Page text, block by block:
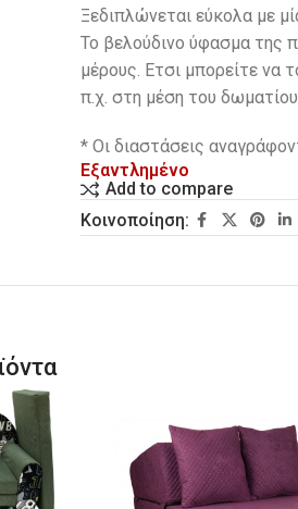
Ξεδιπλώνεται εύκολα με
Το βελούδινο ύφασμα της
μέρους. Ετσι μπορείτε να
π.χ. στη μέση του δωματίου.
* Οι διαστάσεις
Εξαντλημένο
Add to compare
Κοινοποίηση: